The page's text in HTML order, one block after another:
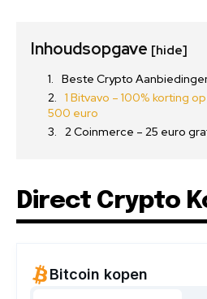
Inhoudsopgave [hide]
Beste Crypto
1 Bitvavo – 100% korting
500 euro
2 Coinmerce – 25 euro
Direct Crypto